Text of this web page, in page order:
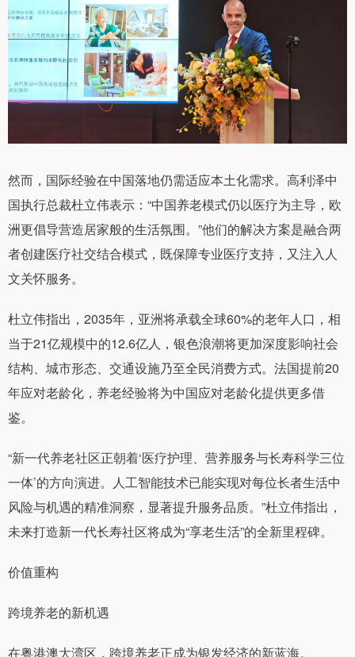
然而，国际经验在中国落地仍需适应本土化需求。高利泽中
国执行总裁杜立伟表示：“中国养老模式仍以医疗为主导，欧
洲更倡导营造居家般的生活氛围。”他们的解决方案是融合两
者创建医疗社交结合模式，既保障专业医疗支持，又注入人
文关怀服务。
杜立伟指出，2035年，亚洲将承载全球60%的老年人口，相
当于21亿规模中的12.6亿人，银色浪潮将更加深度影响社会
结构、城市形态、交通设施乃至全民消费方式。法国提前20
年应对老龄化，养老经验将为中国应对老龄化提供更多借
鉴。
“新一代养老社区正朝着‘医疗护理、营养服务与长寿科学三位
一体’的方向演进。人工智能技术已能实现对每位长者生活中
风险与机遇的精准洞察，显著提升服务品质。”杜立伟指出，
未来打造新一代长寿社区将成为“享老生活”的全新里程碑。
价值重构
跨境养老的新机遇
在粤港澳大湾区，跨境养老正成为银发经济的新蓝海。